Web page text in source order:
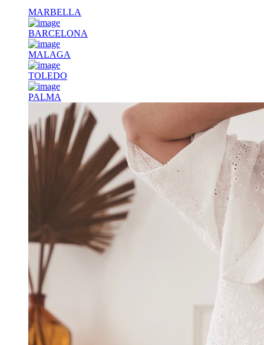
MARBELLA
BARCELONA
MALAGA
TOLEDO
PALMA